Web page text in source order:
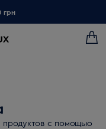
грн
продуктов с помощью